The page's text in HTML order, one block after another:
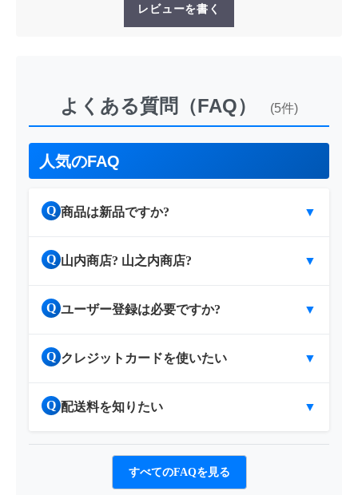
レビューを書く
よくある質問（FAQ） (5件)
人気のFAQ
Q 商品は新品ですか? ▼
Q 山内商店? 山之内商店? ▼
Q ユーザー登録は必要ですか? ▼
Q クレジットカードを使いたい ▼
Q 配送料を知りたい ▼
すべてのFAQを見る